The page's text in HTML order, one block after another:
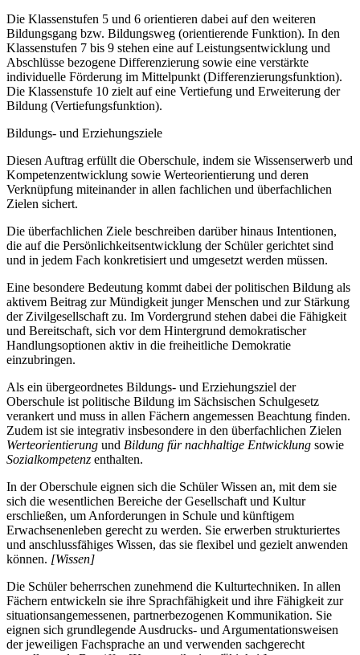
Die Klassenstufen 5 und 6 orientieren dabei auf den weiteren
Bildungsgang bzw. Bildungsweg (orientierende Funktion). In den
Klassenstufen 7 bis 9 stehen eine auf Leistungsentwicklung und
Abschlüsse bezogene Differenzierung sowie eine verstärkte
individuelle Förderung im Mittelpunkt (Differenzierungsfunktion).
Die Klassenstufe 10 zielt auf eine Vertiefung und Erweiterung der
Bildung (Vertiefungsfunktion).
Bildungs- und Erziehungsziele
Diesen Auftrag erfüllt die Oberschule, indem sie Wissenserwerb und
Kompetenzentwicklung sowie Werteorientierung und deren
Verknüpfung miteinander in allen fachlichen und überfachlichen
Zielen sichert.
Die überfachlichen Ziele beschreiben darüber hinaus Intentionen,
die auf die Persönlichkeitsentwicklung der Schüler gerichtet sind
und in jedem Fach konkretisiert und umgesetzt werden müssen.
Eine besondere Bedeutung kommt dabei der politischen Bildung als
aktivem Beitrag zur Mündigkeit junger Menschen und zur Stärkung
der Zivilgesellschaft zu. Im Vordergrund stehen dabei die Fähigkeit
und Bereitschaft, sich vor dem Hintergrund demokratischer
Handlungsoptionen aktiv in die freiheitliche Demokratie
einzubringen.
Als ein übergeordnetes Bildungs- und Erziehungsziel der
Oberschule ist politische Bildung im Sächsischen Schulgesetz
verankert und muss in allen Fächern angemessen Beachtung finden.
Zudem ist sie integrativ insbesondere in den überfachlichen Zielen
Werteorientierung und Bildung für nachhaltige Entwicklung sowie
Sozialkompetenz enthalten.
In der Oberschule eignen sich die Schüler Wissen an, mit dem sie
sich die wesentlichen Bereiche der Gesellschaft und Kultur
erschließen, um Anforderungen in Schule und künftigem
Erwachsenenleben gerecht zu werden. Sie erwerben strukturiertes
und anschlussfähiges Wissen, das sie flexibel und gezielt anwenden
können. [Wissen]
Die Schüler beherrschen zunehmend die Kulturtechniken. In allen
Fächern entwickeln sie ihre Sprachfähigkeit und ihre Fähigkeit zur
situationsangemessenen, partnerbezogenen Kommunikation. Sie
eignen sich grundlegende Ausdrucks- und Argumentationsweisen
der jeweiligen Fachsprache an und verwenden sachgerecht